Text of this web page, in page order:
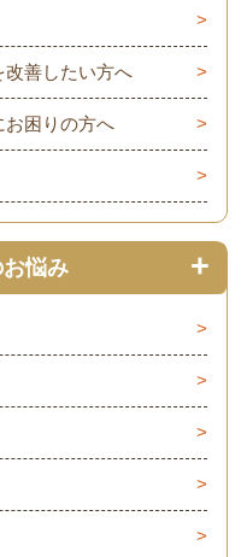
改善したい方へ
お困りの方へ
悩み